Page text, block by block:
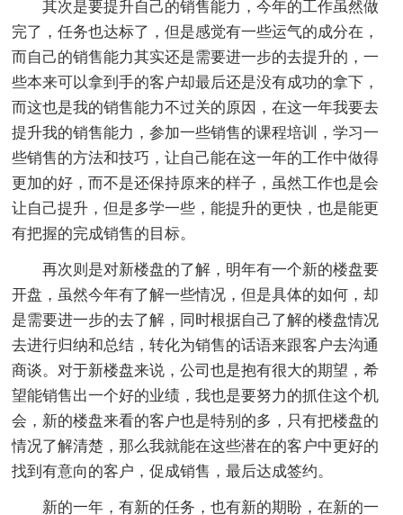
其次是要提升自己的销售能力，今年的工作虽然做
完了，任务也达标了，但是感觉有一些运气的成分在，
而自己的销售能力其实还是需要进一步的去提升的，一
些本来可以拿到手的客户却最后还是没有成功的拿下，
而这也是我的销售能力不过关的原因，在这一年我要去
提升我的销售能力，参加一些销售的课程培训，学习一
些销售的方法和技巧，让自己能在这一年的工作中做得
更加的好，而不是还保持原来的样子，虽然工作也是会
让自己提升，但是多学一些，能提升的更快，也是能更
有把握的完成销售的目标。
再次则是对新楼盘的了解，明年有一个新的楼盘要
开盘，虽然今年有了解一些情况，但是具体的如何，却
是需要进一步的去了解，同时根据自己了解的楼盘情况
去进行归纳和总结，转化为销售的话语来跟客户去沟通
商谈。对于新楼盘来说，公司也是抱有很大的期望，希
望能销售出一个好的业绩，我也是要努力的抓住这个机
会，新的楼盘来看的客户也是特别的多，只有把楼盘的
情况了解清楚，那么我就能在这些潜在的客户中更好的
找到有意向的客户，促成销售，最后达成签约。
新的一年，有新的任务，也有新的期盼，在新的一